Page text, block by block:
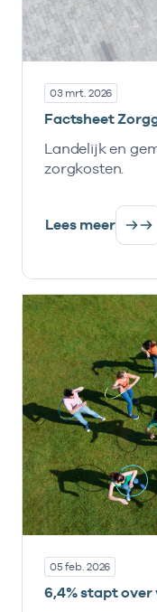
03 mrt. 2026
Factsheet
Landelijk en
zorgkosten.
Lees meer
05 feb. 2026
6,4% stapt